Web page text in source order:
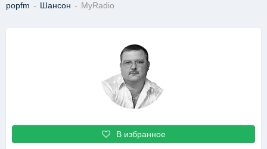
popfm - Шансон - MyRadio
В избранное